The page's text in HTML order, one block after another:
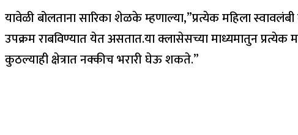
यावेळी बोलताना सारिका शेळके म्हणाल्या,”प्रत्येक महिला
उपक्रम राबविण्यात येत असतात.या क्लासेसच्या माध्यमातुन प्रत्येक
कुठल्याही क्षेत्रात नक्कीच भरारी घेऊ शकते.”